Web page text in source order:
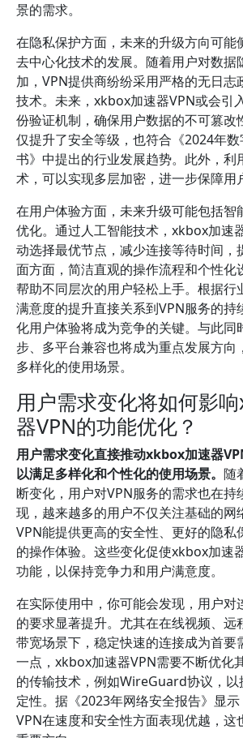
景的需求。
在隐私保护方面，未来的升级方向可能
去中心化技术的发展。随着用户对数据
加，VPN提供商纷纷采用严格的无日志
技术。未来，xkbox加速器VPN或会引
份验证机制，确保用户数据的不可篡改
仅提升了安全等级，也符合《2024年
书》中提出的行业发展趋势。此外，利
术，可以实现多层加密，进一步保障用
在用户体验方面，未来升级可能包括智
优化。通过人工智能技术，xkbox加速
动选择最优节点，减少连接等待时间，
面方面，简洁直观的操作流程和个性化
帮助不同层次的用户轻松上手。根据行
满意度的提升直接关系到VPN服务的持
化用户体验将成为竞争的关键。与此同
步、多平台兼容也将成为重点发展方向
多样化的使用场景。
用户需求变化将如何影
器VPN的功能优化？
用户需求变化直接推动xkbox加速器
以满足多样化和个性化的使用场景。 随
断变化，用户对VPN服务的需求也在持
现，越来越多的用户不仅关注基础的网
VPN能提供更高的安全性、更好的隐私
的操作体验。这些变化促使xkbox加速
功能，以保持竞争力和用户满意度。
在实际使用中，你可能会发现，用户对
的要求显著提升。尤其在在线视频、远
带宽场景下，稳定快速的连接成为首要
一点，xkbox加速器VPN需要不断优化
的传输技术，例如WireGuard协议，
定性。据《2023年网络安全报告》显
VPN在速度和安全性方面表现优越，这